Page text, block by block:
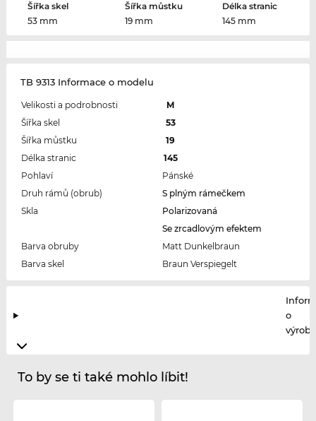
Šířka skel
53 mm
Šířka můstku
19 mm
Délka stranic
145 mm
TB 9313 Informace o modelu
Velikosti a podrobnosti
M
Šířka skel
53
Šířka můstku
19
Délka stranic
145
Pohlaví
Pánské
Druh rámů (obrub)
S plným rámečkem
Skla
Polarizovaná
Se zrcadlovým efektem
Barva obruby
Matt Dunkelbraun
Barva skel
Braun Verspiegelt
o
To by se ti také mohlo líbit!